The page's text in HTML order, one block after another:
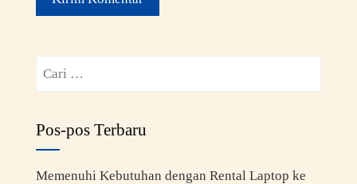
Pos-pos Terbaru
Memenuhi Kebutuhan dengan Rental Laptop ke